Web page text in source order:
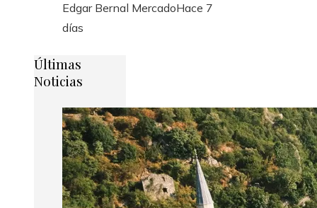
Edgar Bernal MercadoHace 7
días
Últimas
Noticias